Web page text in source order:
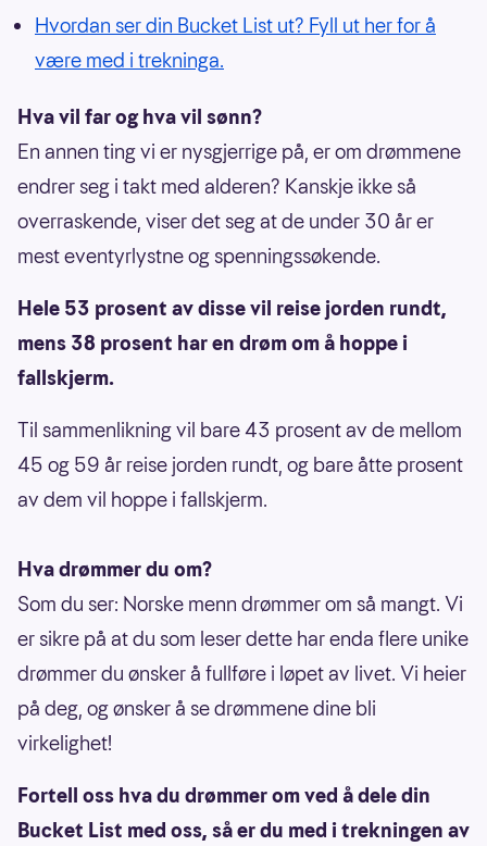
Hvordan ser din Bucket List ut? Fyll ut her for å
være med i trekninga.
Hva vil far og hva vil sønn?
En annen ting vi er nysgjerrige på, er om drømmene
endrer seg i takt med alderen? Kanskje ikke så
overraskende, viser det seg at de under 30 år er
mest eventyrlystne og spenningssøkende.
Hele 53 prosent av disse vil reise jorden rundt,
mens 38 prosent har en drøm om å hoppe i
fallskjerm.
Til sammenlikning vil bare 43 prosent av de mellom
45 og 59 år reise jorden rundt, og bare åtte prosent
av dem vil hoppe i fallskjerm.
Hva drømmer du om?
Som du ser: Norske menn drømmer om så mangt. Vi
er sikre på at du som leser dette har enda flere unike
drømmer du ønsker å fullføre i løpet av livet. Vi heier
på deg, og ønsker å se drømmene dine bli
virkelighet!
Fortell oss hva du drømmer om ved å dele din
Bucket List med oss, så er du med i trekningen av